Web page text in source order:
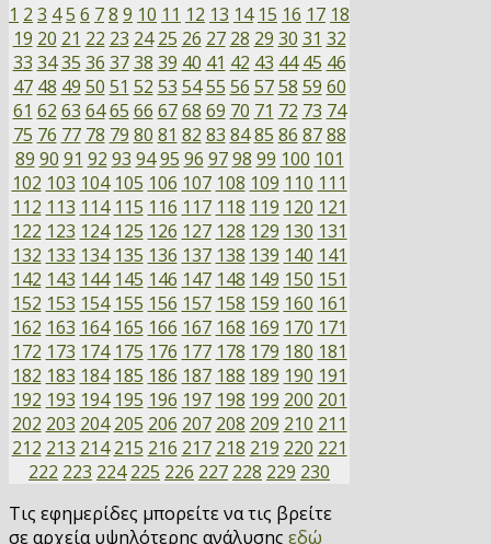
1 2 3 45 6 78 9 10 11 12 13 14 15 16 17 18
19 20 21 22 23 24 25 26 27 28 29 30 31 32
33 34 35 36 37 38 39 40 41 42 43 44 45 46
47 48 49 50 51 52 53 54 55 56 57 58 59 60
61 62 63 64 65 66 67 68 69 70 71 72 73 74
75 76 77 78 79 80 81 82 83 84 85 86 87 88
89 90 91 92 93 94 95 96 97 98 99 100 101
102 103 104 105 106 107 108 109 110 111
112 113 114 115 116 117 118 119 120 121
122 123 124 125 126 127 128 129 130 131
132 133 134 135 136 137 138 139 140 141
142 143 144 145 146 147 148 149 150 151
152 153 154 155 156 157 158 159 160 161
162 163 164 165 166 167 168 169 170 171
172 173 174 175 176 177 178 179 180 181
182 183 184 185 186 187 188 189 190 191
192 193 194 195 196 197 198 199 200 201
202 203 204 205 206 207 208 209 210 211
212 213 214 215 216 217 218 219 220 221
222 223 224 225 226 227 228 229 230
Τις εφημερίδες μπορείτε να τις βρείτε
σε αρχεία υψηλότερης ανάλυσης εδώ